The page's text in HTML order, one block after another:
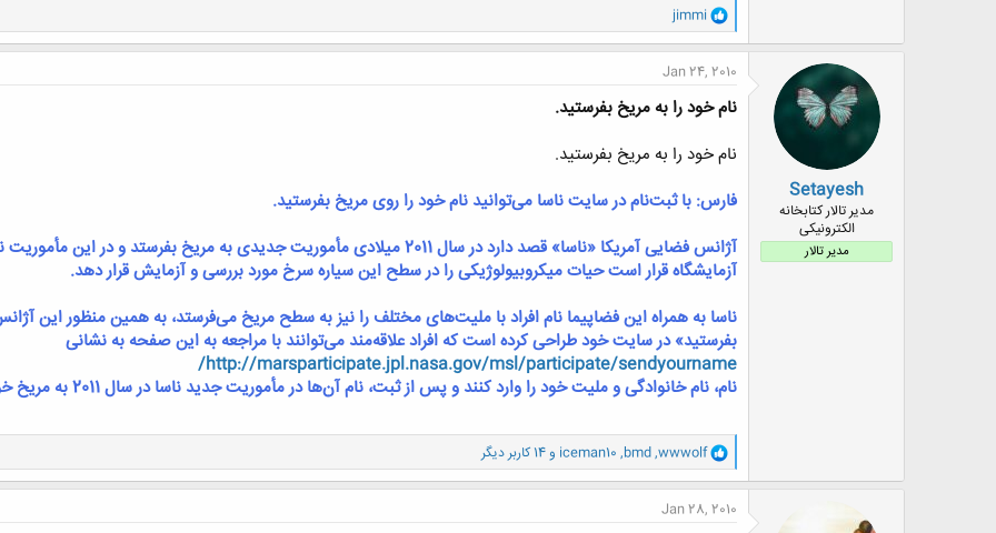
و
ا
ک
ن
ش
ه
ا
jimmi
Setayesh
مدیر تالار کتابخانه
الکترونیکی
مدیر تالار
Jan 24, 2010
نام خود را به مریخ بفرستید.
نام خود را به مریخ بفرستید.
فارس: با ثبت‌نام در سایت ناسا می‌توانید نام خود را روی مریخ بفرستید.
آژانس فضایی آمریکا «ناسا» قصد دارد در سال 2011 میلادی مأموریت جدیدی به مریخ
آزمایشگاه قرار است حیات میکروبیولوژیکی را در سطح این سیاره سرخ مورد بررسی و آزمایش قرار دهد.
ناسا به همراه این فضاپیما نام افراد با ملیت‌های مختلف را نیز به سطح مریخ می‌فرستد، به همین منظور این
بفرستید» در سایت خود طراحی کرده است که افراد علاقه‌مند می‌توانند با مراجعه به این صفحه به نشانی
http://marsparticipate.jpl.nasa.gov/msl/participate/sendyourname/
نام، نام خانوادگی و ملیت خود را وارد کنند و پس از ثبت، نام آن‌ها در مأموریت جدید ناسا در سال 2011 به مریخ خواهد رفت.
و
ا
ک
ش
wwwolf
,
bmd
,
iceman10 و 14 کاربر دیگر
Jan 28, 2010